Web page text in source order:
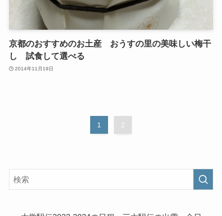
京都のおすすめのお土産 おうすの里の美味しい梅干
し 試食して選べる
2014年11月19日
1 2